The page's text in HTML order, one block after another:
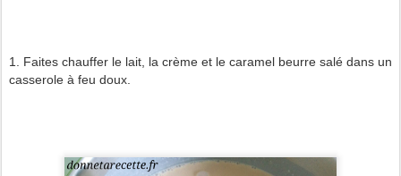
1. Faites chauffer le lait, la crème et le caramel beurre salé dans un
casserole à feu doux.